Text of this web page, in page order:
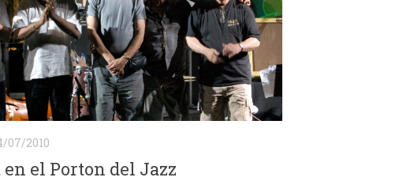
07/2010
en el Porton del Jazz